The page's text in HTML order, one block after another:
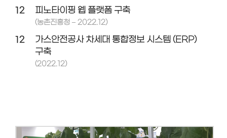
12 피노타이핑 웹 플랫폼 구축
(농촌진흥청 – 2022.12)
12
가스안전공사 차세대 통합정보 시스템 (ERP)
구축
(2022.12)